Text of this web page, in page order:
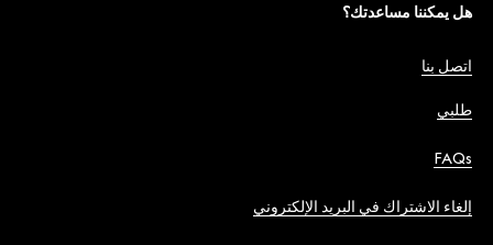
هل يمكننا مساعدتك؟
اتصل بنا
طلبي
FAQs
إلغاء الاشتراك في البريد الإلكتروني